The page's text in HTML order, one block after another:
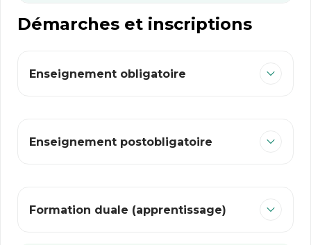
Démarches et inscriptions
Enseignement obligatoire
Enseignement postobligatoire
Formation duale (apprentissage)